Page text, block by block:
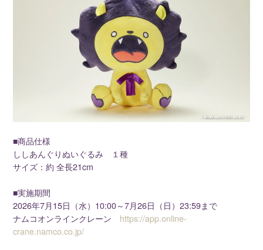
■商品仕様
ししあんぐりぬいぐるみ １種
サイズ：約 全長21cm
■実施期間
2026年7月15日（水）10:00～7月26日（日）23:59まで
ナムコオンラインクレーン https://app.online-
crane.namco.co.jp/